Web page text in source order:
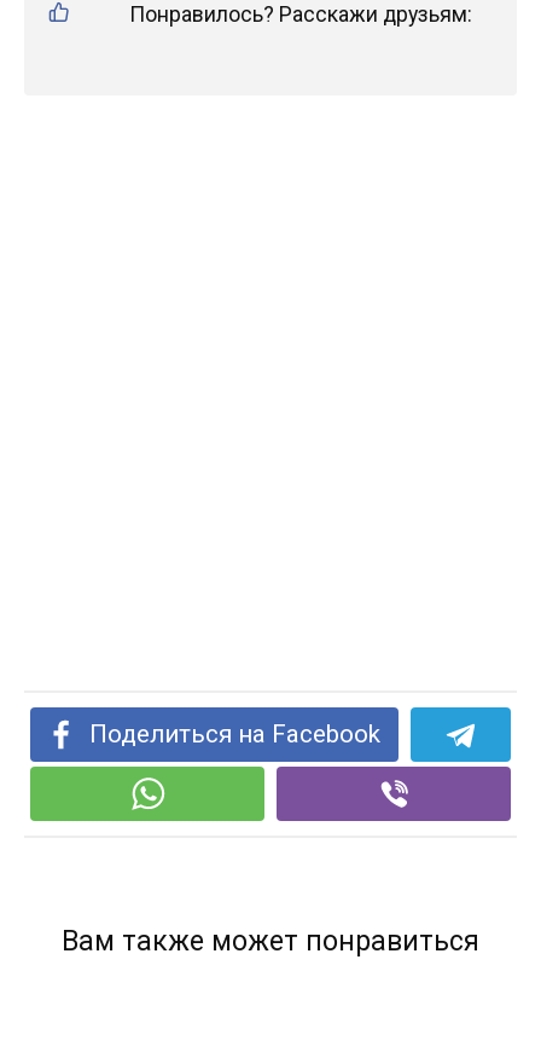
Понравилось? Расскажи друзьям:
Поделиться на Facebook
Вам также может понравиться